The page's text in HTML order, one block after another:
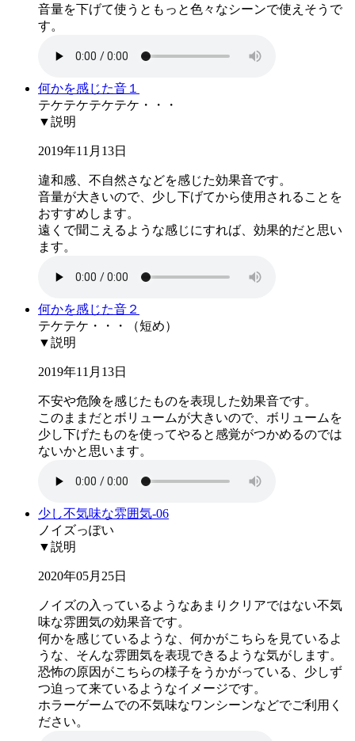
音量を下げて使うともっと色々なシーンで使えそうで
す。
何かを感じた音１
テケテケテケテケ・・・
▼説明
2019年11月13日
違和感、不自然さなどを感じた効果音です。
音量が大きいので、少し下げてから使用されることを
おすすめします。
遠くで聞こえるような感じにすれば、効果的だと思い
ます。
何かを感じた音２
テケテケ・・・（短め）
▼説明
2019年11月13日
不安や危険を感じたものを表現した効果音です。
このままだとボリュームが大きいので、ボリュームを
少し下げたものを使ってやると感覚がつかめるのでは
ないかと思います。
少し不気味な雰囲気-06
ノイズっぽい
▼説明
2020年05月25日
ノイズの入っているようなあまりクリアではない不気
味な雰囲気の効果音です。
何かを感じているような、何かがこちらを見ているよ
うな、そんな雰囲気を表現できるような気がします。
恐怖の原因がこちらの様子をうかがっている、少しず
つ迫って来ているようなイメージです。
ホラーゲームでの不気味なワンシーンなどでご利用く
ださい。